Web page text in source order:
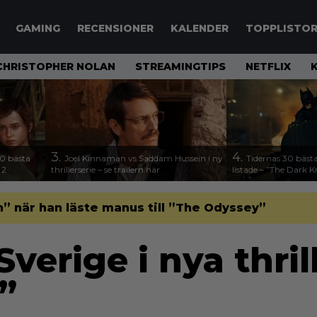
GAMING RECENSIONER KALENDER TOPPLISTOR
NOLAN STREAMINGTIPS NETFLIX
bästa
3. Joel Kinnaman vs Saddam Hussein i ny
thrillerserie – se trailern här
4. Tidernas 30
listade – ”The Dark
när han läste manus till ”The Odyssey”
i nya